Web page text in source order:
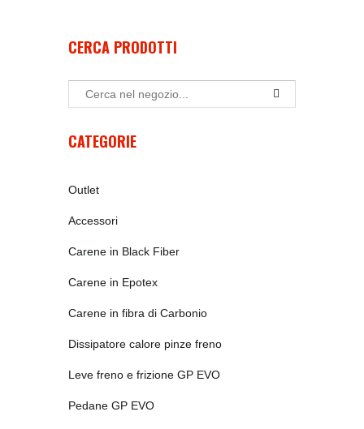
CERCA PRODOTTI
CATEGORIE
Outlet
Accessori
Carene in Black Fiber
Carene in Epotex
Carene in fibra di Carbonio
Dissipatore calore pinze freno
Leve freno e frizione GP EVO
Pedane GP EVO